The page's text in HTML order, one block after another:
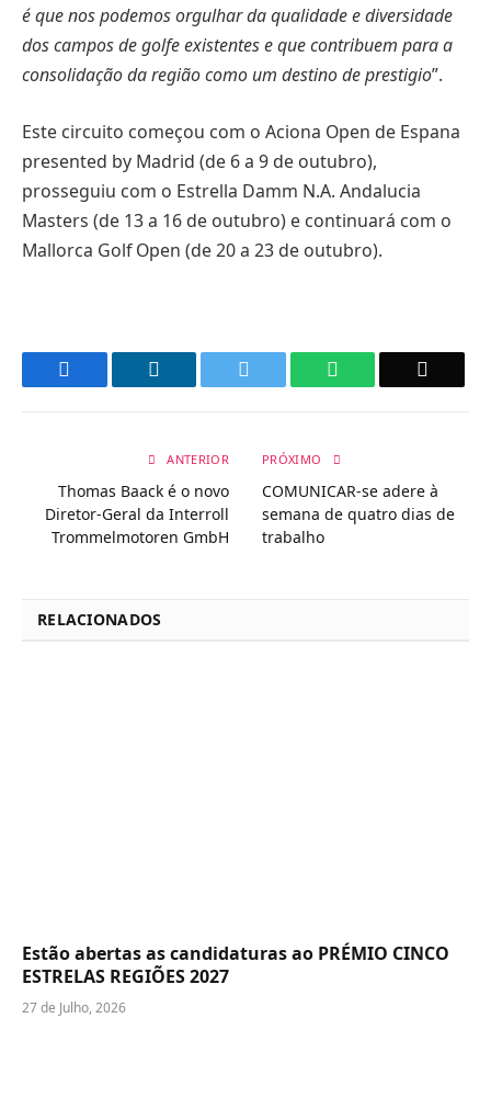
é que nos podemos orgulhar da qualidade e diversidade
dos campos de golfe existentes e que contribuem para a
consolidação da região como um destino de prestigio”.
Este circuito começou com o Aciona Open de Espana
presented by Madrid (de 6 a 9 de outubro),
prosseguiu com o Estrella Damm N.A. Andalucia
Masters (de 13 a 16 de outubro) e continuará com o
Mallorca Golf Open (de 20 a 23 de outubro).
WhatsApp
ANTERIOR
Thomas Baack é o novo
Diretor-Geral da Interroll
Trommelmotoren GmbH
PRÓXIMO
COMUNICAR-se adere à
semana de quatro dias de
trabalho
RELACIONADOS
Estão abertas as candidaturas ao PRÉMIO CINCO
ESTRELAS REGIÕES 2027
27 de Julho, 2026